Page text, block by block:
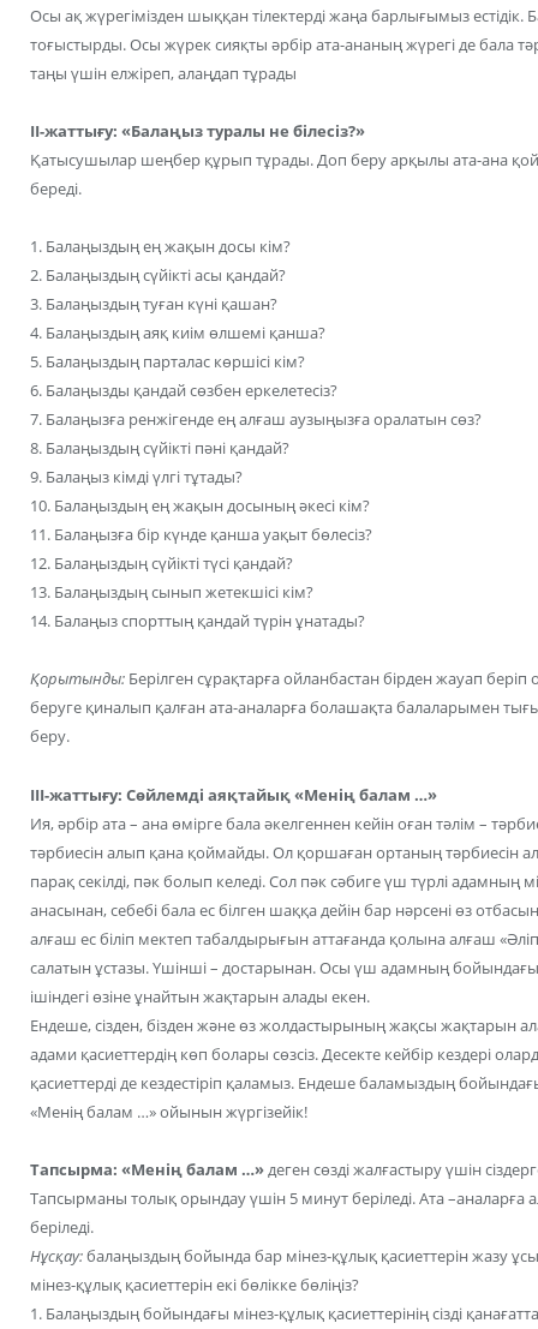
Осы ақ жүрегімізден шыққан тілектерді жаңа барлығымыз естідік.
тоғыстырды. Осы жүрек сияқты әрбір ата-ананың жүрегі де бала
таңы үшін елжіреп, алаңдап тұрады
ІІ-жаттығу: «Балаңыз туралы не білесіз?»
Қатысушылар шеңбер құрып тұрады. Доп беру арқылы ата-ана
береді.
1. Балаңыздың ең жақын досы кім?
2. Балаңыздың сүйікті асы қандай?
3. Балаңыздың туған күні қашан?
4. Балаңыздың аяқ киім өлшемі қанша?
5. Балаңыздың парталас көршісі кім?
6. Балаңызды қандай сөзбен еркелетесіз?
7. Балаңызға ренжігенде ең алғаш аузыңызға оралатын сөз?
8. Балаңыздың сүйікті пәні қандай?
9. Балаңыз кімді үлгі тұтады?
10. Балаңыздың ең жақын досының әкесі кім?
11. Балаңызға бір күнде қанша уақыт бөлесіз?
12. Балаңыздың сүйікті түсі қандай?
13. Балаңыздың сынып жетекшісі кім?
14. Балаңыз спорттың қандай түрін ұнатады?
Қорытынды: Берілген сұрақтарға ойланбастан бірден жауап
беруге қиналып қалған ата-аналарға болашақта балаларымен
беру.
ІІІ-жаттығу: Сөйлемді аяқтайық «Менің балам …»
Ия, әрбір ата – ана өмірге бала әкелгеннен кейін оған тәлім –
тәрбиесін алып қана қоймайды. Ол қоршаған ортаның тәрбиесін
парақ секілді, пәк болып келеді. Сол пәк сәбиге үш түрлі адамның
анасынан, себебі бала ес білген шаққа дейін бар нәрсені өз
алғаш ес біліп мектеп табалдырығын аттағанда қолына алғаш
салатын ұстазы. Үшінші – достарынан. Осы үш адамның
ішіндегі өзіне ұнайтын жақтарын алады екен.
Ендеше, сізден, бізден және өз жолдастырының жақсы жақтарын
адами қасиеттердің көп болары сөзсіз. Десекте кейбір кездері
қасиеттерді де кездестіріп қаламыз. Ендеше баламыздың
«Менің балам …» ойынын жүргізейік!
Тапсырма: «Менің балам …»деген сөзді жалғастыру үшін
Тапсырманы толық орындау үшін 5 минут беріледі. Ата –аналарға
беріледі.
Нұсқау:балаңыздың бойында бар мінез-құлық қасиеттерін жазу
мінез-құлық қасиеттерін екі бөлікке бөліңіз?
1. Балаңыздың бойындағы мінез-құлық қасиеттерінің сізді